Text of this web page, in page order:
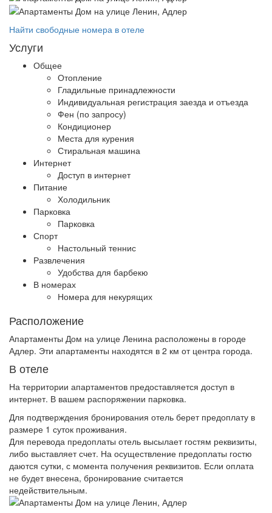
Найти свободные номера в отеле
Услуги
Общее
Отопление
Гладильные принадлежности
Индивидуальная регистрация заезда и отъезда
Фен (по запросу)
Кондиционер
Места для курения
Стиральная машина
Интернет
Доступ в интернет
Питание
Холодильник
Парковка
Парковка
Спорт
Настольный теннис
Развлечения
Удобства для барбекю
В номерах
Номера для некурящих
Расположение
Апартаменты Дом на улице Ленина расположены в городе
Адлер. Эти апартаменты находятся в 2 км от центра города.
В отеле
На территории апартаментов предоставляется доступ в
интернет. В вашем распоряжении парковка.
Для подтверждения бронирования отель берет предоплату в
размере 1 суток проживания.
Для перевода предоплаты отель высылает гостям реквизиты,
либо выставляет счет. На осуществление предоплаты гостю
даются сутки, с момента получения реквизитов. Если оплата
не будет внесена, бронирование считается
недействительным.